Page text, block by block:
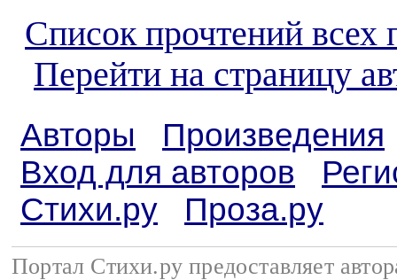
Список прочтений всех
Перейти на страницу
Авторы
Произведения
Вход для авторов
Стихи.ру
Проза.ру
Портал Стихи.ру предоставляет